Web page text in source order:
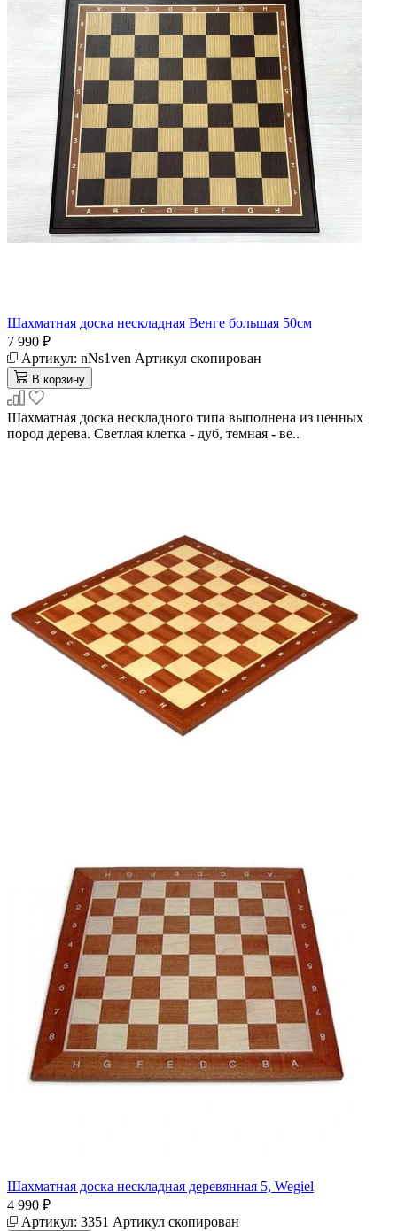
Шахматная доска нескладная Венге большая 50см
7 990 ₽
Артикул: nNs1ven Артикул скопирован
В корзину
Шахматная доска нескладного типа выполнена из ценных
пород дерева. Светлая клетка - дуб, темная - ве..
Шахматная доска нескладная деревянная 5, Wegiel
4 990 ₽
Артикул: 3351 Артикул скопирован